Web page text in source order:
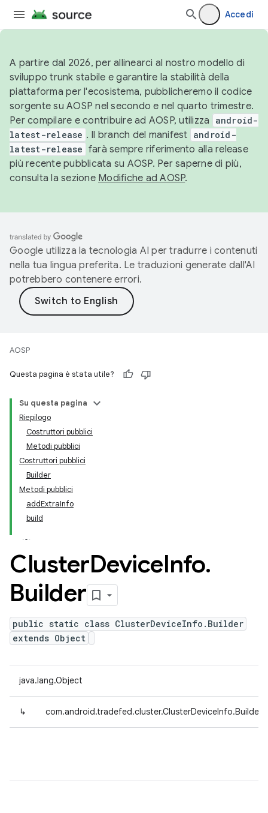
Accedi
A partire dal 2026, per allinearci al nostro modello di
sviluppo trunk stabile e garantire la stabilità della
piattaforma per l'ecosistema, pubblicheremo il codice
sorgente su AOSP nel secondo e nel quarto trimestre.
Per compilare e contribuire ad AOSP, utilizza
android-
latest-release . Il branch del manifest android-
latest-release farà sempre riferimento alla release
più recente pubblicata su AOSP. Per saperne di più,
consulta la sezione Modifiche ad AOSP.
Google utilizza la tecnologia AI per tradurre i contenuti
nella tua lingua preferita. Le traduzioni generate dall'AI
potrebbero contenere errori.
AOSP
Questa pagina è stata utile?
Su questa pagina
Riepilogo
Costruttori pubblici
Metodi pubblici
Costruttori pubblici
Builder
Metodi pubblici
addExtraInfo
build
ClusterDeviceInfo.
Builder
public static class ClusterDeviceInfo.Builder
extends Object
java.lang.Object
↳ com.android.tradefed.cluster.ClusterDeviceInfo.Builder